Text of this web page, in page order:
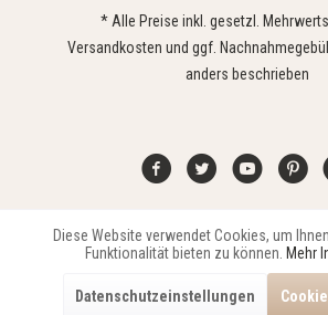
* Alle Preise inkl. gesetzl.
Versandkosten und ggf.
anders beschrieben
Kontakt Widerrufsrecht Impressum
Copyright © 2021 Edona Design GmbH //
Funktionale
Diese Website verwendet Cookies, um
Funktionalität bieten zu können. Mehr
Datenschutzeinstellungen